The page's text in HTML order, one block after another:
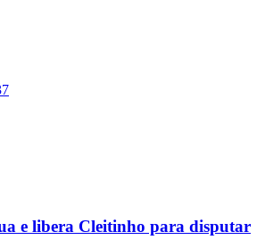
e libera Cleitinho para disputar